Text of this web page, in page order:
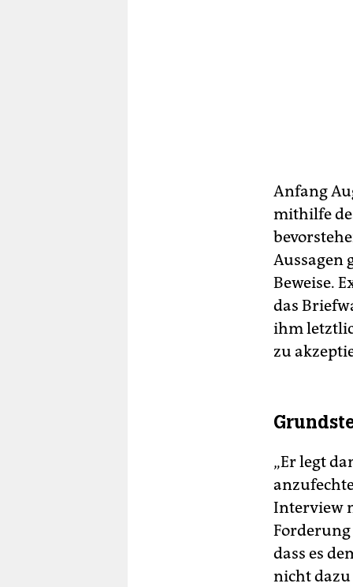
Anfang
mithilfe
Aussagen
Beweise.
das
ihm
zu
„Er legt
Interview
dass es
nicht dazu